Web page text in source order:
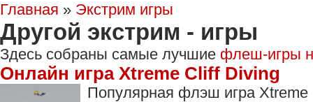
Главная » Экстрим игры
Другой экстрим - игры
Здесь собраны самые лучшие флеш-игры
Онлайн игра Xtreme Cliff Diving
Популярная флэш игра Xtreme